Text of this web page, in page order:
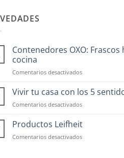
Contenedores OXO:
cocina
Comentarios desactivadosen
OXO:
hermticos
cocina
Vivir tu casa con los 5
Comentarios desactivadosen
tu
con
Productos Leifheit
Comentarios desactivadosen